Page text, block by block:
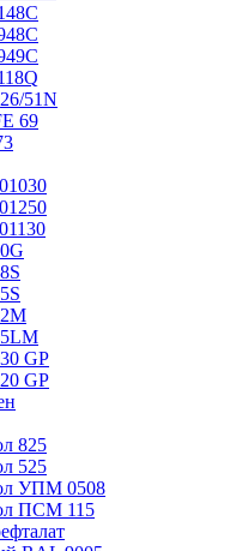
51N
69
GP
GP
825
525
УПМ 0508
ПСМ 115